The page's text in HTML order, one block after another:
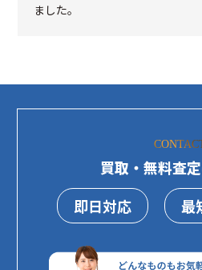
ました。
買取・無料査
即日対応
最